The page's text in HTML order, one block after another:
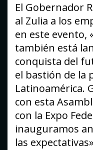
El Gobernador
al Zulia a los
en este evento,
también está
conquista del
el bastión de la
Latinoamérica.
con esta
con la Expo
inauguramos
las